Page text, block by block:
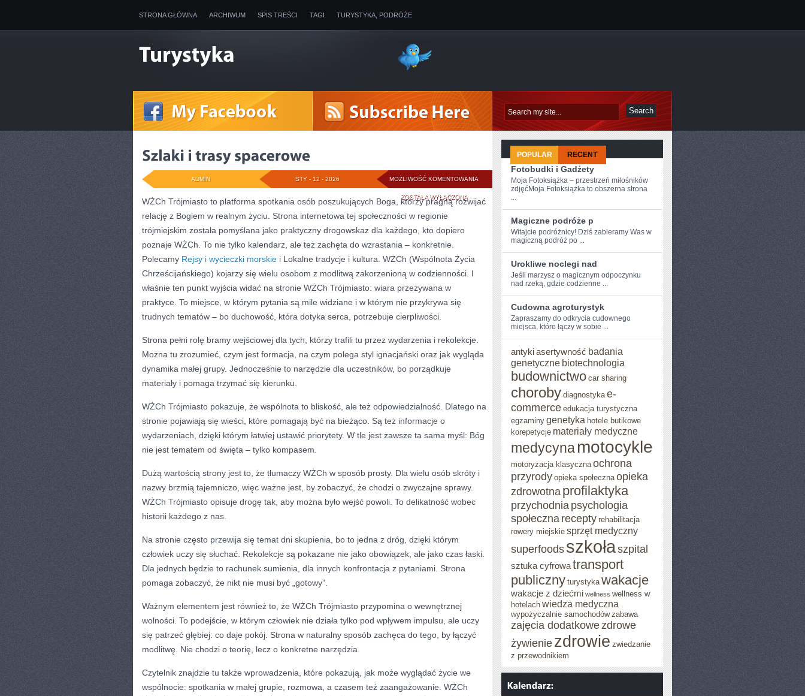
STRONA GŁÓWNA ARCHIWUM SPIS TREŚCI TAGI TURYSTYKA, PODRÓŻE
MOŻLIWOŚĆ KOMENTOWANIA SZLAKI
TRASY
SPACEROWE
ZOSTAŁA WYŁĄCZONA
STY - 12 - 2026
ADMIN
WŻCh Trójmiasto to platforma spotkania osób poszukujących Boga, którzy pragną rozwijać
relację z Bogiem w realnym życiu. Strona internetowa tej społeczności w regionie
trójmiejskim została pomyślana jako praktyczny drogowskaz dla każdego, kto dopiero
poznaje WŻCh. To nie tylko kalendarz, ale też zachęta do wzrastania – konkretnie.
Polecamy Rejsy i wycieczki morskie i Lokalne tradycje i kultura. WŻCh (Wspólnota Życia
Chrześcijańskiego) kojarzy się wielu osobom z modlitwą zakorzenioną w codzienności. I
właśnie ten punkt wyjścia widać na stronie WŻCh Trójmiasto: wiara przeżywana w
praktyce. To miejsce, w którym pytania są mile widziane i w którym nie przykrywa się
trudnych tematów – bo duchowość, która dotyka serca, potrzebuje cierpliwości.
Strona pełni rolę bramy wejściowej dla tych, którzy trafili tu przez wydarzenia i rekolekcje.
Można tu zrozumieć, czym jest formacja, na czym polega styl ignacjański oraz jak wygląda
dynamika małej grupy. Jednocześnie to narzędzie dla uczestników, bo porządkuje
materiały i pomaga trzymać się kierunku.
WŻCh Trójmiasto pokazuje, że wspólnota to bliskość, ale też odpowiedzialność. Dlatego na
stronie pojawiają się wieści, które pomagają być na bieżąco. Są też informacje o
wydarzeniach, dzięki którym łatwiej ustawić priorytety. W tle jest zawsze ta sama myśl: Bóg
nie jest tematem od święta – tylko kompasem.
Dużą wartością strony jest to, że tłumaczy WŻCh w sposób prosty. Dla wielu osób skróty i
nazwy brzmią tajemniczo, więc ważne jest, by zobaczyć, że chodzi o zwyczajne sprawy.
WŻCh Trójmiasto opisuje drogę tak, aby można było wejść powoli. To delikatność wobec
historii każdego z nas.
Na stronie często przewija się temat dni skupienia, bo to jedna z dróg, dzięki którym
człowiek uczy się słuchać. Rekolekcje są pokazane nie jako obowiązek, ale jako czas łaski.
Dla jednych będzie to rachunek sumienia, dla innych konfrontacja z pytaniami. Strona
pomaga zobaczyć, że nikt nie musi być „gotowy”.
Ważnym elementem jest również to, że WŻCh Trójmiasto przypomina o wewnętrznej
wolności. To podejście, w którym człowiek nie działa tylko pod wpływem impulsu, ale uczy
się patrzeć głębiej: co daje pokój. Strona w naturalny sposób zachęca do tego, by łączyć
modlitwę. Nie chodzi o teorię, lecz o konkretne narzędzia.
Czytelnik znajdzie tu także wprowadzenia, które pokazują, jak może wyglądać życie we
wspólnocie: spotkania w małej grupie, rozmowa, a czasem też zaangażowanie. WŻCh
POPULAR RECENT
Fotobudki i Gadżety
Moja Fotoksiążka – przestrzeń miłośników
zdjęćMoja Fotoksiążka to obszerna strona
...
Magiczne podróże p
Witajcie ‍podróżnicy! Dziś zabieramy Was w‍
magiczną podróż po ...
Urokliwe noclegi nad
Jeśli marzysz o magicznym odpoczynku⁣
nad rzeką, ⁢gdzie codzienne ...
Cudowna agroturystyk
Zapraszamy do ⁢odkrycia cudownego
miejsca,⁢ które‍ łączy w sobie⁣ ...
antykiasertywność badania
genetyczne biotechnologia
budownictwo car sharing
choroby diagnostyka e-
commerce edukacja turystyczna
egzaminy genetyka hotele butikowe
korepetycje materiały medyczne
medycynamotocykle
motoryzacja klasyczna ochrona
przyrody opieka społeczna opieka
zdrowotna profilaktyka
przychodnia psychologia
społeczna recepty rehabilitacja
rowery miejskie sprzęt medyczny
superfoodsszkołaszpital
sztuka cyfrowatransport
publiczny turystyka wakacje
wakacje z dziećmi wellness wellness w
hotelach wiedza medyczna
wypożyczalnie samochodów zabawa
zajęcia dodatkowezdrowe
żywieniezdrowie zwiedzanie
z przewodnikiem